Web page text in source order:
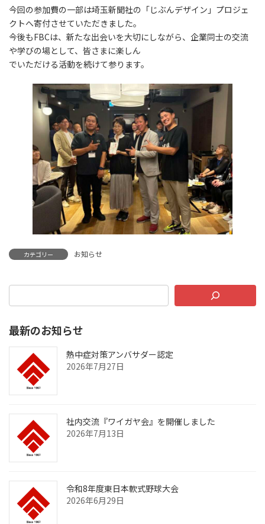
今回の参加費の一部は埼玉新聞社の「じぶんデザイン」プロジェ
クトへ寄付させていただきました。
今後もFBCは、新たな出会いを大切にしながら、企業同士の交流
や学びの場として、皆さまに楽しん
でいただける活動を続けて参ります。
カテゴリー お知らせ
最新のお知らせ
熱中症対策アンバサダー認定
2026年7月27日
社内交流『ワイガヤ会』を開催しました
2026年7月13日
令和8年度東日本軟式野球大会
2026年6月29日